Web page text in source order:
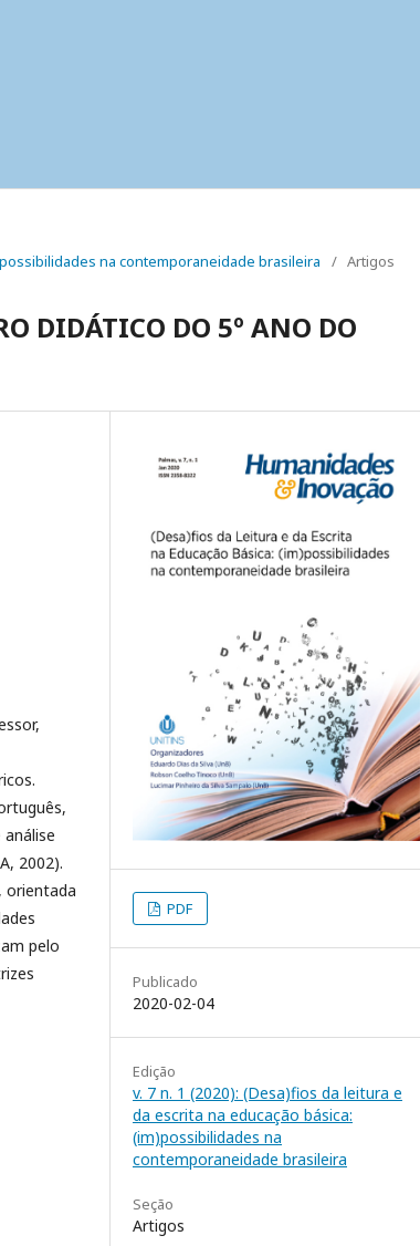
na contemporaneidade brasileira
/ Artigos
DIDÁTICO DO 5º ANO DO
2002).
orientada
pelo
PDF
Publicado
2020-02-04
Edição
v. 7 n. 1 (2020): (Desa)fios da leitura e
da escrita na educação básica:
(im)possibilidades na
contemporaneidade brasileira
Seção
Artigos